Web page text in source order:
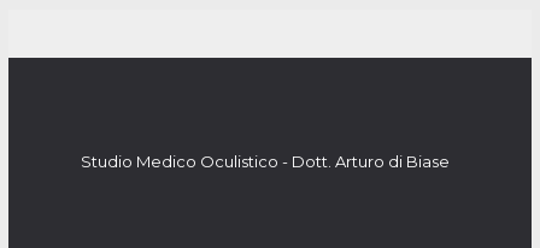
Studio Medico Oculistico - Dott. Arturo di Biase